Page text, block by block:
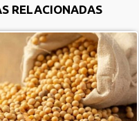
RELACIONADAS